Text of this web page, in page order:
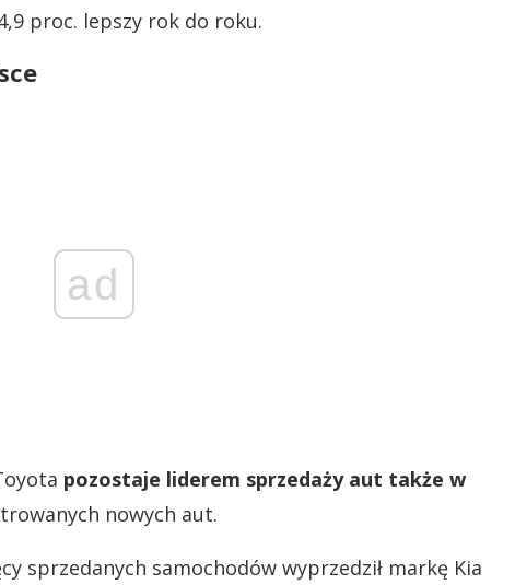
proc. lepszy rok do roku.
ad
pozostaje liderem sprzedaży aut także w
nowych aut.
sprzedanych samochodów wyprzedził markę Kia